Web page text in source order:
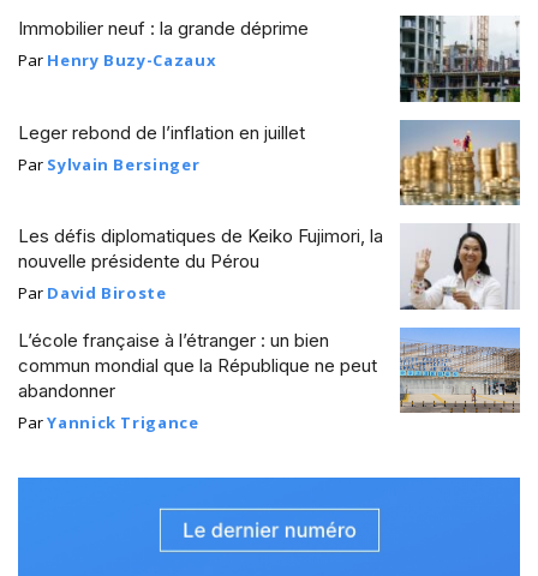
Immobilier neuf : la grande déprime
Par Henry Buzy-Cazaux
Leger rebond de l’inflation en juillet
Par Sylvain Bersinger
Les défis diplomatiques de Keiko Fujimori, la
nouvelle présidente du Pérou
Par David Biroste
L’école française à l’étranger : un bien
commun mondial que la République ne peut
abandonner
ParYannick Trigance